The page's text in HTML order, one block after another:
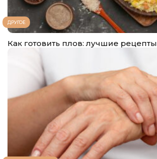
ДРУГОЕ
Как готовить плов: лучшие рецепты